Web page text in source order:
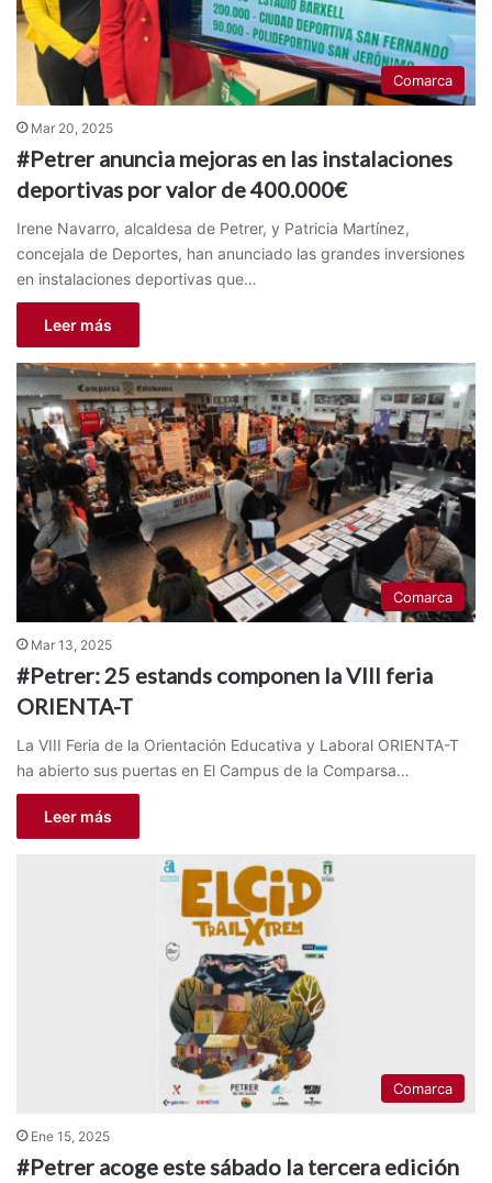
Comarca
Mar 20, 2025
#Petrer anuncia mejoras en las instalaciones
deportivas por valor de 400.000€
Irene Navarro, alcaldesa de Petrer, y Patricia Martínez,
concejala de Deportes, han anunciado las grandes inversiones
en instalaciones deportivas que…
Leer más
Comarca
Mar 13, 2025
#Petrer: 25 estands componen la VIII feria
ORIENTA-T
La VIII Feria de la Orientación Educativa y Laboral ORIENTA-T
ha abierto sus puertas en El Campus de la Comparsa…
Leer más
Comarca
Ene 15, 2025
#Petrer acoge este sábado la tercera edición